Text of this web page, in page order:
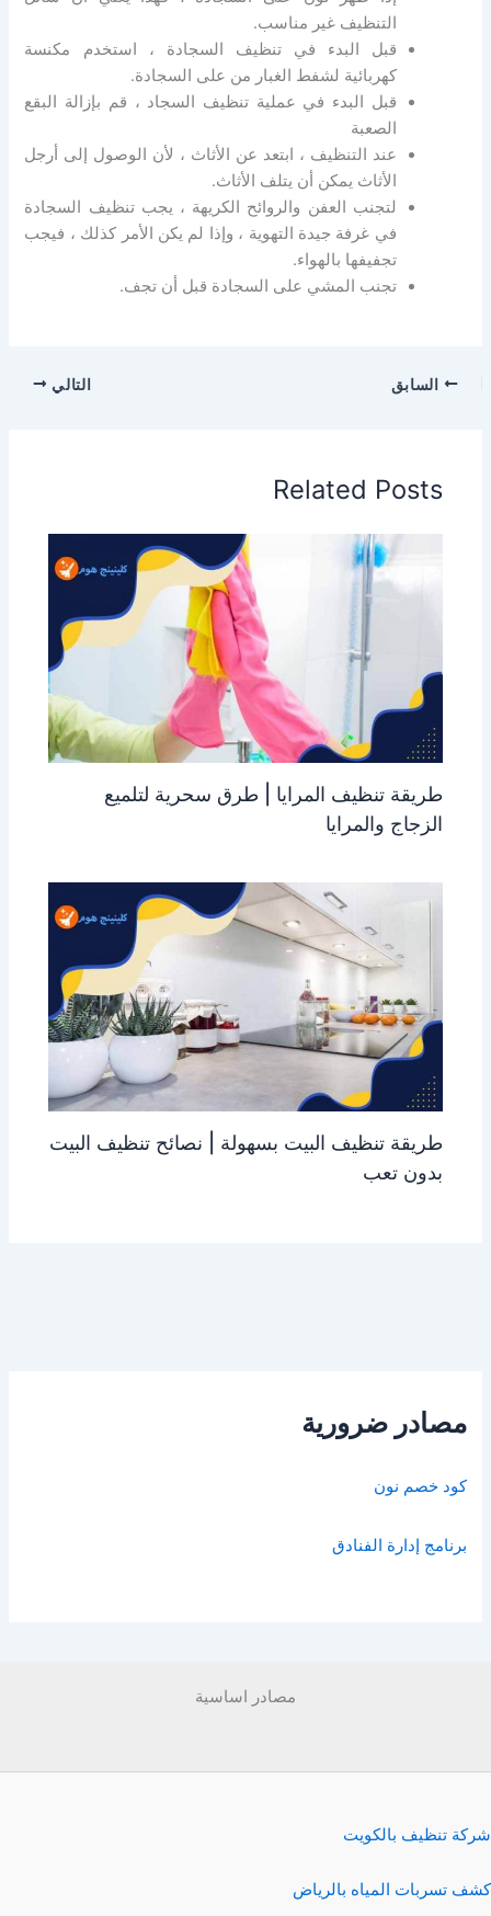
التنظيف غير مناسب.
قبل البدء في تنظيف السجادة ، استخدم مكنسة
كهربائية لشفط الغبار من على السجادة.
قبل البدء في عملية تنظيف السجاد ، قم بإزالة البقع
الصعبة
عند التنظيف ، ابتعد عن الأثاث ، لأن الوصول إلى أرجل
الأثاث يمكن أن يتلف الأثاث.
لتجنب العفن والروائح الكريهة ، يجب تنظيف السجادة
في غرفة جيدة التهوية ، وإذا لم يكن الأمر كذلك ، فيجب
تجفيفها بالهواء.
تجنب المشي على السجادة قبل أن تجف.
السابق التالي
Related Posts
طريقة تنظيف المرايا | طرق سحرية لتلميع
الزجاج والمرايا
طريقة تنظيف البيت بسهولة | نصائح تنظيف البيت
بدون تعب
مصادر ضرورية
كود خصم نون
برنامج إدارة الفنادق
مصادر اساسية
شركة تنظيف بالكويت
كشف تسربات المياه بالرياض